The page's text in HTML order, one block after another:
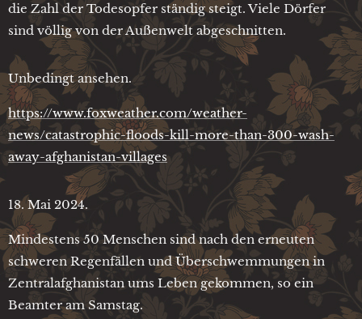
die Zahl der Todesopfer ständig steigt. Viele Dörfer
sind völlig von der Außenwelt abgeschnitten.
Unbedingt ansehen.
https://www.foxweather.com/weather-
news/catastrophic-floods-kill-more-than-300-wash-
away-afghanistan-villages
18. Mai 2024.
Mindestens 50 Menschen sind nach den erneuten
schweren Regenfällen und Überschwemmungen in
Zentralafghanistan ums Leben gekommen, so ein
Beamter am Samstag.